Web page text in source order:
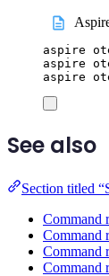
aspire
aspire
aspire
See also
Section titled
Command
Command
Command
Command